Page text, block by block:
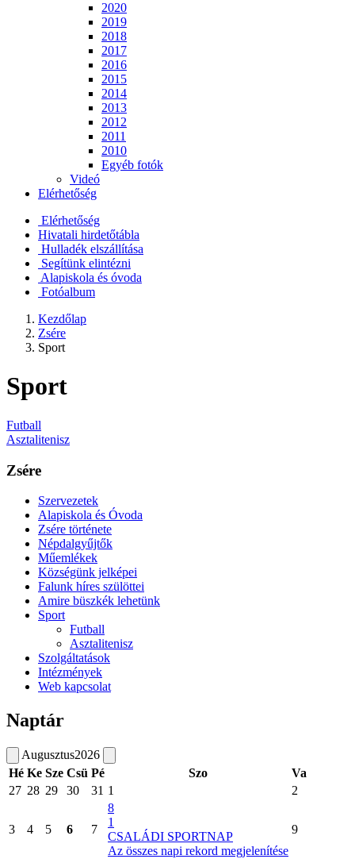
2020
2019
2018
2017
2016
2015
2014
2013
2012
2011
2010
Egyéb fotók
Videó
Elérhetőség
Elérhetőség
Hivatali hirdetőtábla
Hulladék elszállítása
Segítünk elintézni
Alapiskola és óvoda
Fotóalbum
Kezdőlap
Zsére
Sport
Sport
Futball
Asztalitenisz
Zsére
Szervezetek
Alapiskola és Óvoda
Zsére története
Népdalgyűjtők
Műemlékek
Községünk jelképei
Falunk híres szülöttei
Amire büszkék lehetünk
Sport
Futball
Asztalitenisz
Szolgáltatások
Intézmények
Web kapcsolat
Naptár
Augusztus2026
Hé Ke Sze Csü Pé Szo
Va
27 28 29 30 31 1 2
3 4 5 6 7
8
1
CSALÁDI SPORTNAP
Az összes napi rekord megjelenítése
9